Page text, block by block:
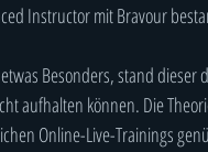
Instructor mit Bravour
Besonders, stand dieser
aufhalten können. Die
Online-Live-Trainings